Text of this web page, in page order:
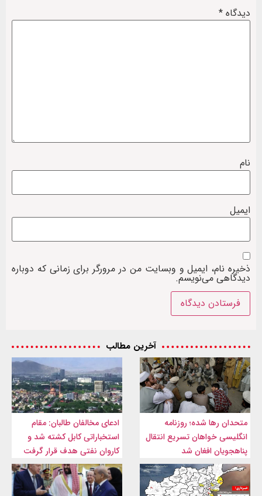
دیدگاه *
نام
ایمیل
ذخیره نام، ایمیل و وبسایت من در مرورگر برای زمانی که دوباره
دیدگاهی می‌نویسم.
آخرین مطالب
متحدان رها شده؛ روزنامه
انگلیسی خواهان تسریع انتقال
پناهجویان افغان شد
ادعای مخالفان طالبان: مقام
استخباراتی کابل کشته شد و
کاروان نفتی هدف قرار گرفت